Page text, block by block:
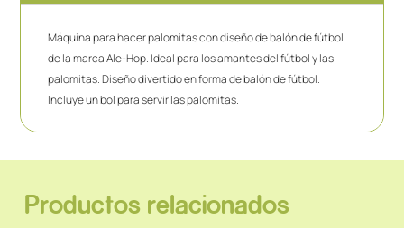
Máquina para hacer palomitas con diseño de balón de fútbol
de la marca Ale-Hop. Ideal para los amantes del fútbol y las
palomitas. Diseño divertido en forma de balón de fútbol.
Incluye un bol para servir las palomitas.
Productos relacionados